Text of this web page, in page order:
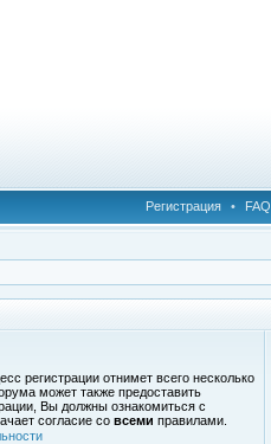
Регистрация • FAQ
регистрации отнимет всего несколько
может также предоставить
Вы должны ознакомиться с
согласие со всеми правилами.